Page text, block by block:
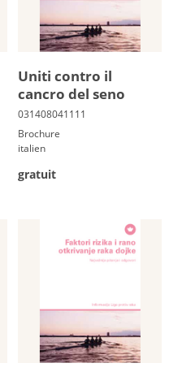
Uniti contro il
cancro del seno
Brochure
italien
gratuit